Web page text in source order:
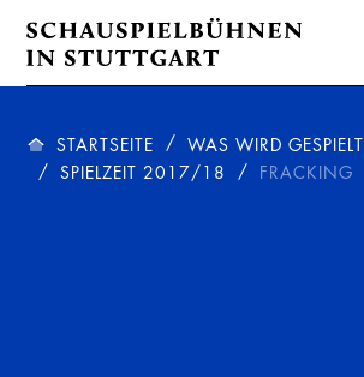
STARTSEITE
WAS WIRD GESPIELT
SPIELZEIT 2017/18
FRACKING